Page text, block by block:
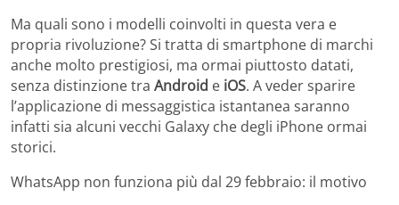
Ma quali sono i modelli coinvolti in questa vera e
propria rivoluzione? Si tratta di smartphone di marchi
anche molto prestigiosi, ma ormai piuttosto datati,
senza distinzione tra Android e iOS. A veder sparire
l’applicazione di messaggistica istantanea saranno
infatti sia alcuni vecchi Galaxy che degli iPhone ormai
storici.
WhatsApp non funziona più dal 29 febbraio: il motivo